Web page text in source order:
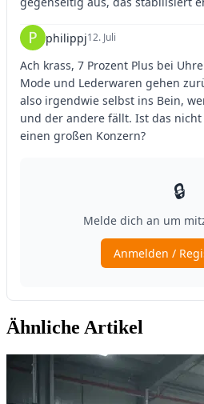
Ähnliche Artikel